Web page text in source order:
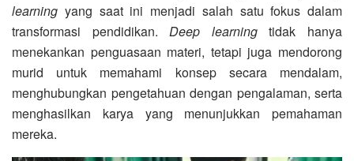
learning yang saat ini menjadi salah satu fokus dalam
transformasi pendidikan.Deep learningtidak hanya
menekankan penguasaan materi, tetapi juga mendorong
murid untuk memahami konsep secara mendalam,
menghubungkan pengetahuan dengan pengalaman, serta
menghasilkan karya yang menunjukkan pemahaman
mereka.